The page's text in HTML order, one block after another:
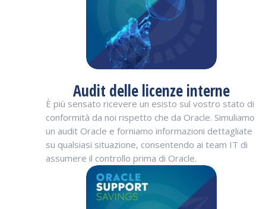
Audit delle licenze interne
È più sensato ricevere un esisto sul vostro stato di
conformità da noi rispetto che da Oracle. Simuliamo
un audit Oracle e forniamo informazioni dettagliate
su qualsiasi situazione, consentendo ai team IT di
assumere il controllo prima di Oracle.